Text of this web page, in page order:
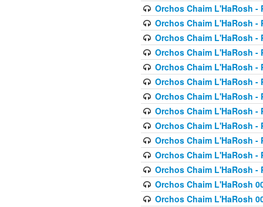
Orchos Chaim L'HaRosh -
Orchos Chaim L'HaRosh -
Orchos Chaim L'HaRosh -
Orchos Chaim L'HaRosh -
Orchos Chaim L'HaRosh -
Orchos Chaim L'HaRosh -
Orchos Chaim L'HaRosh -
Orchos Chaim L'HaRosh -
Orchos Chaim L'HaRosh -
Orchos Chaim L'HaRosh -
Orchos Chaim L'HaRosh -
Orchos Chaim L'HaRosh -
Orchos Chaim L'HaRosh
Orchos Chaim L'HaRosh